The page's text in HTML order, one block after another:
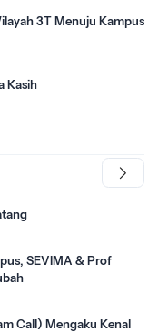
3T Menuju Kampus
Kasih
SEVIMA & Prof
Call) Mengaku Kenal